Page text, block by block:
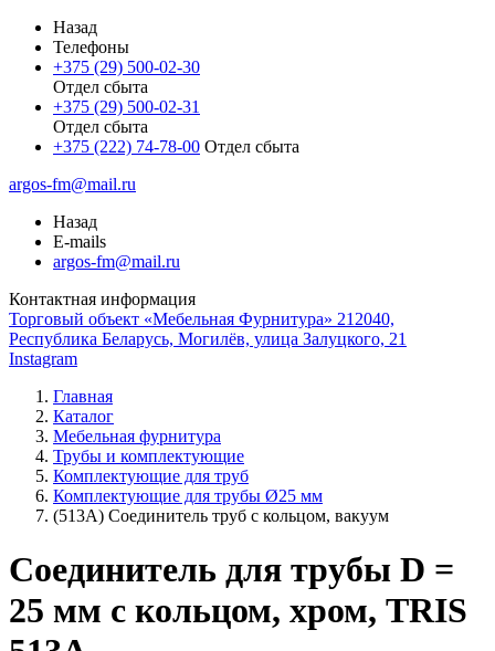
Назад
Телефоны
+375 (29) 500-02-30
Отдел сбыта
+375 (29) 500-02-31
Отдел сбыта
+375 (222) 74-78-00 Отдел сбыта
argos-fm@mail.ru
Назад
E-mails
argos-fm@mail.ru
Контактная информация
Торговый объект «Мебельная Фурнитура» 212040,
Республика Беларусь, Могилёв, улица Залуцкого, 21
Instagram
Главная
Каталог
Мебельная фурнитура
Трубы и комплектующие
Комплектующие для труб
Комплектующие для трубы Ø25 мм
(513А) Соединитель труб с кольцом, вакуум
Соединитель для трубы D =
25 мм с кольцом, хром, TRIS